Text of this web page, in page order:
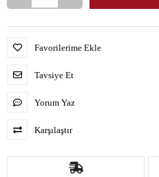
Favorilerime Ekle
Tavsiye Et
Yorum Yaz
Karşılaştır